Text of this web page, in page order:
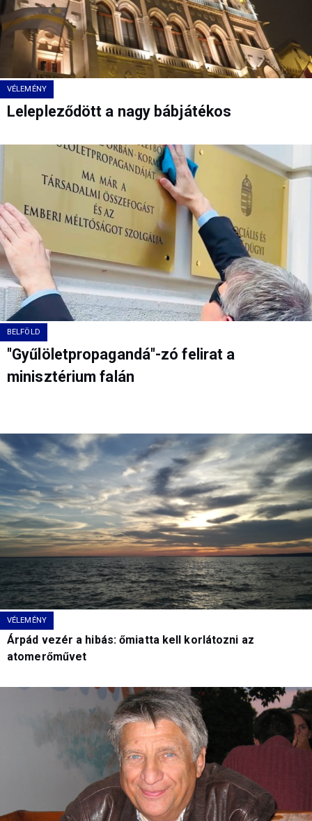
VÉLEMÉNY
Lelepleződött a nagy bábjátékos
BELFÖLD
"Gyűlöletpropagandá"-zó felirat a
minisztérium falán
VÉLEMÉNY
Árpád vezér a hibás: őmiatta kell korlátozni az
atomerőművet